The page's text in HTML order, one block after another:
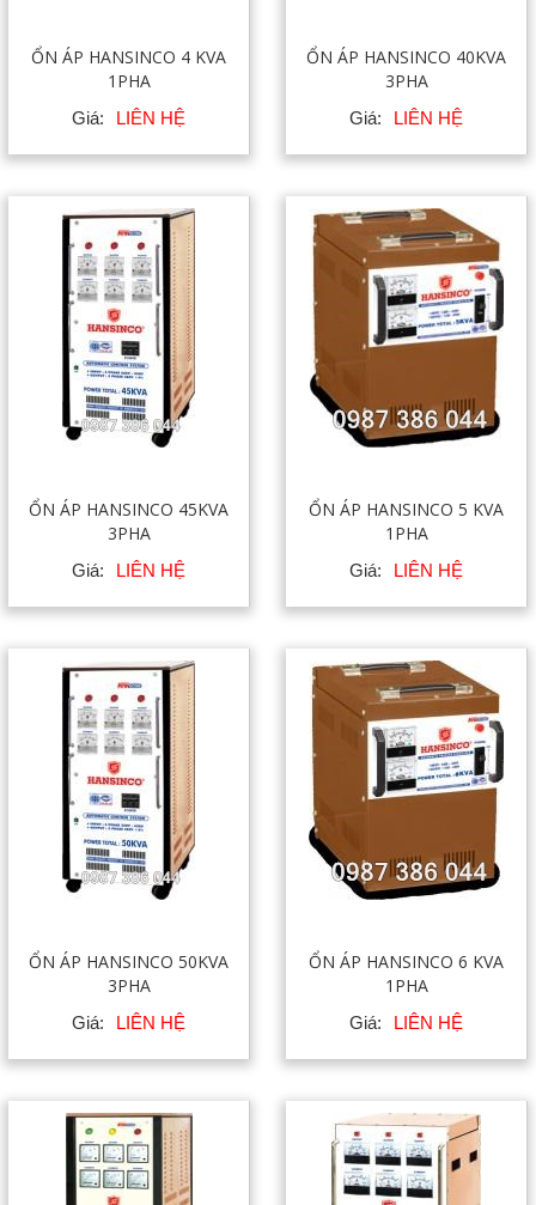
ỔN ÁP HANSINCO 4 KVA
1PHA
Giá: LIÊN HỆ
ỔN ÁP HANSINCO 40KVA
3PHA
Giá: LIÊN HỆ
ỔN ÁP HANSINCO 45KVA
3PHA
Giá: LIÊN HỆ
ỔN ÁP HANSINCO 5 KVA
1PHA
Giá: LIÊN HỆ
ỔN ÁP HANSINCO 50KVA
3PHA
Giá: LIÊN HỆ
ỔN ÁP HANSINCO 6 KVA
1PHA
Giá: LIÊN HỆ